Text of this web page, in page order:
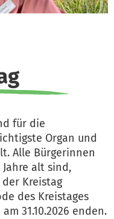
für die
Organ und
Alle Bürgerinnen
alt sind,
Kreistag
des Kreistages
31.10.2026 enden.